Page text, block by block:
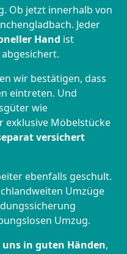
Ob jetzt innerhalb von
Jeder
Hand ist
wir bestätigen, dass
eintreten. Und
wie
exklusive Möbelstücke
versichert
ebenfalls geschult.
Umzüge
Umzug.
uns in guten Händen,